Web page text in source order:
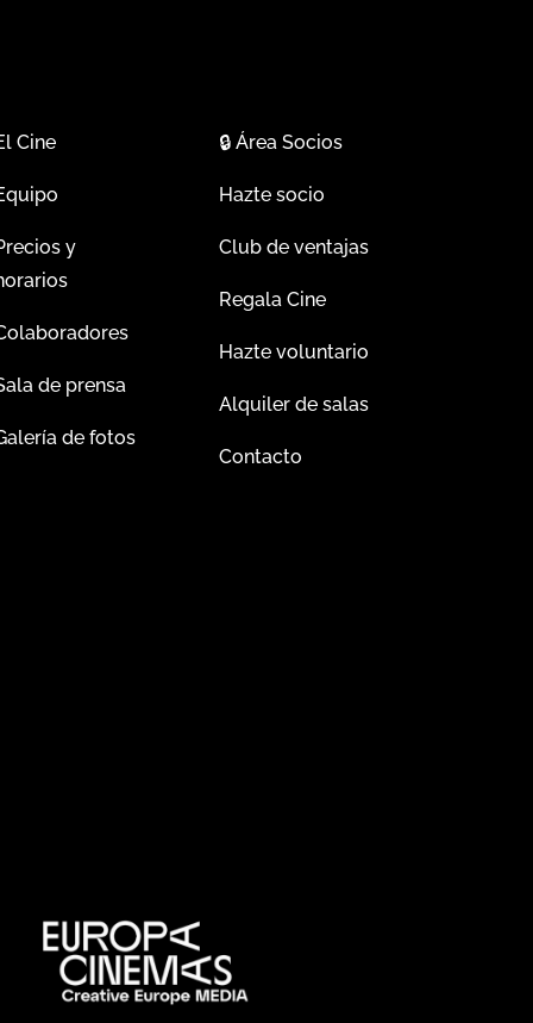
Cine
y
de prensa
de fotos
🔒Área Socios
Hazte socio
Club de ventajas
Regala Cine
Hazte voluntario
Alquiler de salas
Contacto